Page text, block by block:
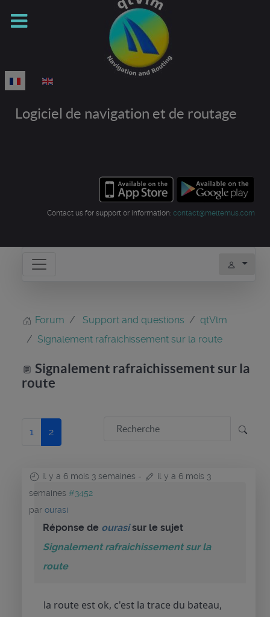
Sélectionnez votre langue
Logiciel de navigation et de routage
Contact us for support or information: contact@meltemus.com
Forum Support and questions
qtVlm
Signalement rafraichissement sur la route
Signalement rafraichissement sur la
route
1 2
il y a 6 mois 3 semaines -
il y a 6 mois 3
semaines #3452
par ourasi
Réponse de ourasisur le sujet
Signalement rafraichissement sur la
route
la route est ok, c'est la trace du bateau,